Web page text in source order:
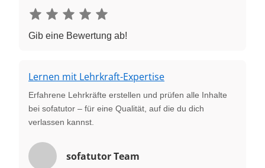
Gib eine Bewertung ab!
Lernen mit Lehrkraft-Expertise
Erfahrene Lehrkräfte erstellen und prüfen alle Inhalte
bei sofatutor – für eine Qualität, auf die du dich
verlassen kannst.
sofatutor Team